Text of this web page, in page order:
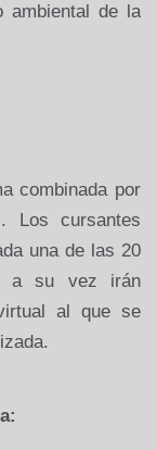
ambiental de la
combinada por
Los cursantes
una de las 20
a su vez irán
al que se